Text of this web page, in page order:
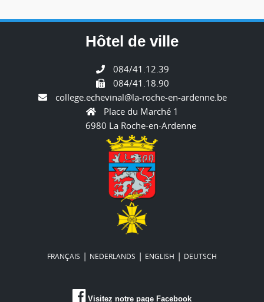
Hôtel de ville
084/41.12.39
084/41.18.90
college.echevinal@la-roche-en-ardenne.be
Place du Marché 1
6980 La Roche-en-Ardenne
FRANÇAIS | NEDERLANDS | ENGLISH | DEUTSCH
Visitez notre page Facebook